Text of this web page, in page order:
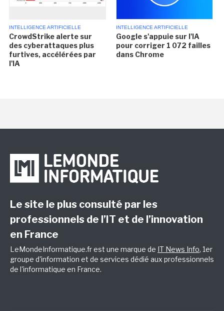
INTELLIGENCE ARTIFICIELLE
CrowdStrike alerte sur
des cyberattaques plus
furtives, accélérées par
l'IA
INTELLIGENCE ARTIFICIELLE
Google s'appuie sur l'IA
pour corriger 1 072 failles
dans Chrome
Le site le plus consulté par les
professionnels de l’IT et de l’innovation
en France
LeMondeInformatique.fr est une marque de IT News Info, 1er
groupe d'information et de services dédié aux professionnels
de l'informatique en France.